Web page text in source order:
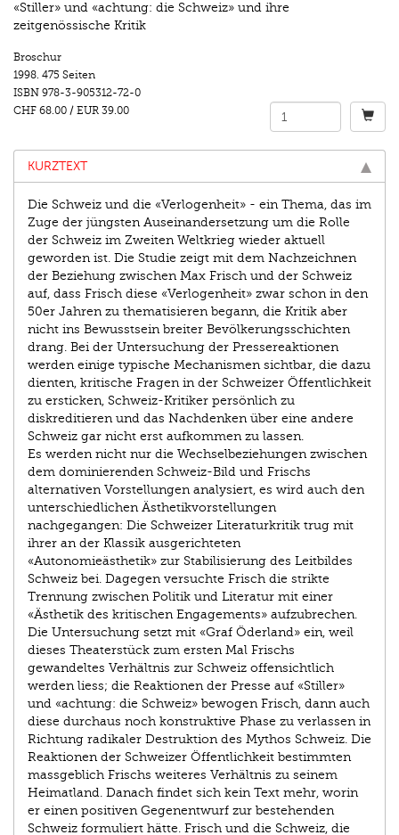
«Stiller» und «achtung: die Schweiz» und ihre
zeitgenössische Kritik
Broschur
1998. 475 Seiten
ISBN 978-3-905312-72-0
CHF 68.00 / EUR 39.00
KURZTEXT
Die Schweiz und die «Verlogenheit» - ein Thema, das im
Zuge der jüngsten Auseinandersetzung um die Rolle
der Schweiz im Zweiten Weltkrieg wieder aktuell
geworden ist. Die Studie zeigt mit dem Nachzeichnen
der Beziehung zwischen Max Frisch und der Schweiz
auf, dass Frisch diese «Verlogenheit» zwar schon in den
50er Jahren zu thematisieren begann, die Kritik aber
nicht ins Bewusstsein breiter Bevölkerungsschichten
drang. Bei der Untersuchung der Pressereaktionen
werden einige typische Mechanismen sichtbar, die dazu
dienten, kritische Fragen in der Schweizer Öffentlichkeit
zu ersticken, Schweiz-Kritiker persönlich zu
diskreditieren und das Nachdenken über eine andere
Schweiz gar nicht erst aufkommen zu lassen.
Es werden nicht nur die Wechselbeziehungen zwischen
dem dominierenden Schweiz-Bild und Frischs
alternativen Vorstellungen analysiert, es wird auch den
unterschiedlichen Ästhetikvorstellungen
nachgegangen: Die Schweizer Literaturkritik trug mit
ihrer an der Klassik ausgerichteten
«Autonomieästhetik» zur Stabilisierung des Leitbildes
Schweiz bei. Dagegen versuchte Frisch die strikte
Trennung zwischen Politik und Literatur mit einer
«Ästhetik des kritischen Engagements» aufzubrechen.
Die Untersuchung setzt mit «Graf Öderland» ein, weil
dieses Theaterstück zum ersten Mal Frischs
gewandeltes Verhältnis zur Schweiz offensichtlich
werden liess; die Reaktionen der Presse auf «Stiller»
und «achtung: die Schweiz» bewogen Frisch, dann auch
diese durchaus noch konstruktive Phase zu verlassen in
Richtung radikaler Destruktion des Mythos Schweiz. Die
Reaktionen der Schweizer Öffentlichkeit bestimmten
massgeblich Frischs weiteres Verhältnis zu seinem
Heimatland. Danach findet sich kein Text mehr, worin
er einen positiven Gegenentwurf zur bestehenden
Schweiz formuliert hätte. Frisch und die Schweiz, die